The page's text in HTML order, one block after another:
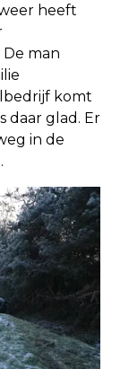
heeft
man
komt
daar glad. Er
in de